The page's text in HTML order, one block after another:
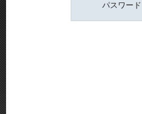
パスワード